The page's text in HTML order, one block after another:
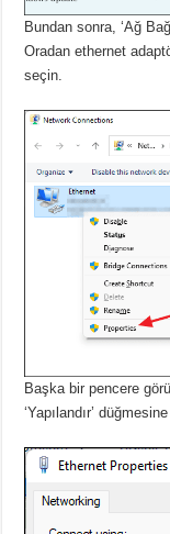
Bundan sonra, ‘Ağ
Oradan ethernet
seçin.
Başka bir pencere
‘Yapılandır’ düğmesine